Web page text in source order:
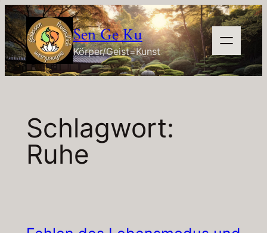
Zum
Inhalt
springen
Sen Ge Ku
Körper/Geist=Kunst
Schlagwort:
Ruhe